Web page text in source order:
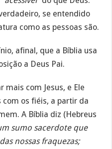
se entendido
como as pessoas são.
afinal, que a Bíblia usa
a Deus Pai.
mais com Jesus, e Ele
os fiéis, a partir da
A Bíblia diz (Hebreus
sumo sacerdote que
nossas fraquezas;